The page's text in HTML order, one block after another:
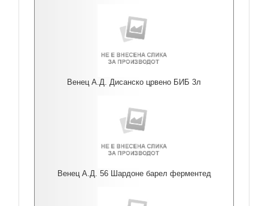
Венец А.Д. Дисанско црвено БИБ 3л
Венец А.Д. 56 Шардоне барел ферментед